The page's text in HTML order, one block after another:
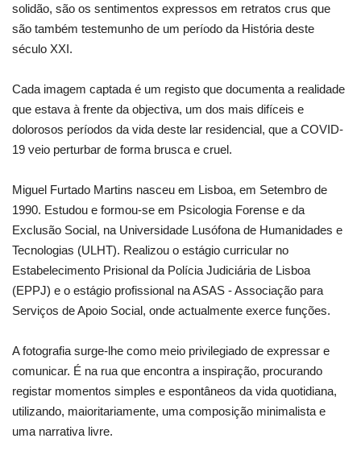
solidão, são os sentimentos expressos em retratos crus que
são também testemunho de um período da História deste
século XXI.
Cada imagem captada é um registo que documenta a realidade
que estava à frente da objectiva, um dos mais difíceis e
dolorosos períodos da vida deste lar residencial, que a COVID-
19 veio perturbar de forma brusca e cruel.
Miguel Furtado Martins nasceu em Lisboa, em Setembro de
1990. Estudou e formou-se em Psicologia Forense e da
Exclusão Social, na Universidade Lusófona de Humanidades e
Tecnologias (ULHT). Realizou o estágio curricular no
Estabelecimento Prisional da Polícia Judiciária de Lisboa
(EPPJ) e o estágio profissional na ASAS - Associação para
Serviços de Apoio Social, onde actualmente exerce funções.
A fotografia surge-lhe como meio privilegiado de expressar e
comunicar. É na rua que encontra a inspiração, procurando
registar momentos simples e espontâneos da vida quotidiana,
utilizando, maioritariamente, uma composição minimalista e
uma narrativa livre.